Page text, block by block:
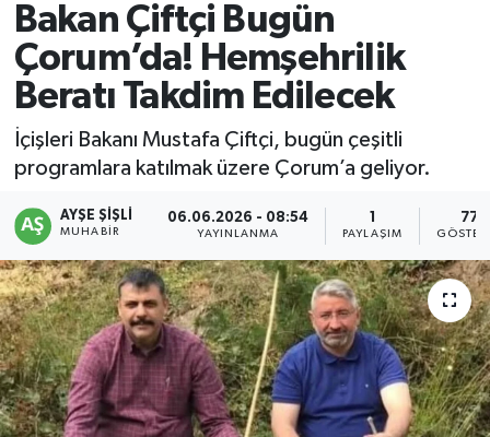
Bakan Çiftçi Bugün
Çorum’da! Hemşehrilik
Beratı Takdim Edilecek
İçişleri Bakanı Mustafa Çiftçi, bugün çeşitli
programlara katılmak üzere Çorum’a geliyor.
AYŞE ŞIŞLI
MUHABIR
06.06.2026 - 08:54
YAYINLANMA
1
PAYLAŞIM
77